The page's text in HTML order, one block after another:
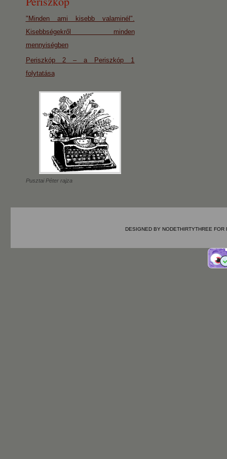
"Minden ami kisebb valaminél".
Kisebbségekről minden
mennyiségben
Periszkóp 2 – a Periszkóp 1
folytatása
Pusztai Péter rajza
DESIGNED BY NODETHIRTYTHREE FOR